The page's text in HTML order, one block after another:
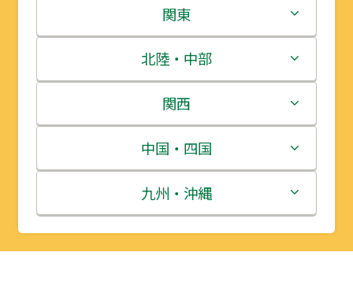
北海道
青森県
岩手県
宮城県
秋田県
山形県
関東
茨城県
栃木県
群馬県
埼玉県
千葉県
北陸・中部
新潟県
富山県
石川県
福井県
関西
三重県
滋賀県
京都府
中国・四国
鳥取県
島根県
九州・沖縄
福岡県